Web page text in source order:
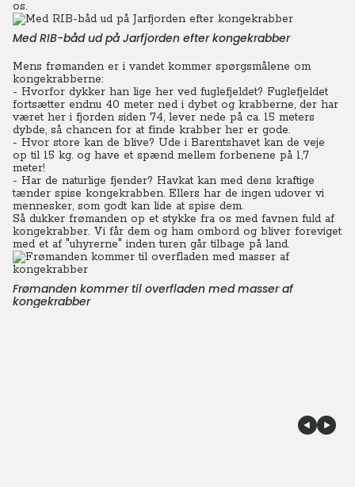
os.
Med RIB-båd ud på Jarfjorden efter kongekrabber
Mens frømanden er i vandet kommer spørgsmålene om
kongekrabberne:
- Hvorfor dykker han lige her ved fuglefjeldet? Fuglefjeldet
fortsætter endnu 40 meter ned i dybet og krabberne, der har
været her i fjorden siden 74, lever nede på ca. 15 meters
dybde, så chancen for at finde krabber her er gode.
- Hvor store kan de blive? Ude i Barentshavet kan de veje
op til 15 kg. og have et spænd mellem forbenene på 1,7
meter!
- Har de naturlige fjender? Havkat kan med dens kraftige
tænder spise kongekrabben. Ellers har de ingen udover vi
mennesker, som godt kan lide at spise dem.
Så dukker frømanden op et stykke fra os med favnen fuld af
kongekrabber. Vi får dem og ham ombord og bliver foreviget
med et af "uhyrerne" inden turen går tilbage på land.
Frømanden kommer til overfladen med masser af
kongekrabber